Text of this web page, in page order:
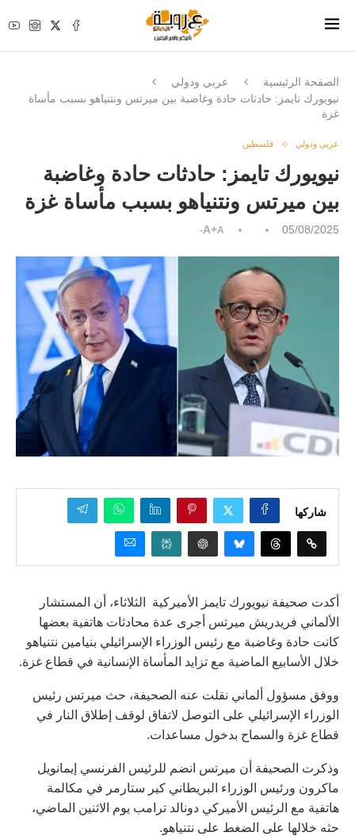
الصفحة الرئيسية
عربي ودولي
نيويورك تايمز: حادثات حادة وغاضبة بين ميرتس ونتنياهو بسبب مأساة
غزة
عربي ودولي فلسطين
نيويورك تايمز: حادثات حادة وغاضبة
بين ميرتس ونتنياهو بسبب مأساة غزة
05/08/2025
A+A-
شاركها
أكدت صحيفة نيويورك تايمز الأميركية الثلاثاء، أن المستشار
الألماني فريدريش ميرتس أجرى عدة محادثات هاتفية بعضها
كانت حادة وغاضبة مع رئيس الوزراء الإسرائيلي بنيامين نتنياهو
خلال الأسابيع الماضية مع تزايد المأساة الإنسانية في قطاع غزة.
ووفق مسؤول ألماني نقلت عنه الصحيفة، حث ميرتس رئيس
الوزراء الإسرائيلي على التوصل لاتفاق لوقف إطلاق النار في
قطاع غزة والسماح بدخول مساعدات.
وذكرت الصحيفة أن ميرتس انضم للرئيس الفرنسي إيمانويل
ماكرون ورئيس الوزراء البريطاني كير ستارمر في مكالمة
هاتفية مع الرئيس الأميركي دونالد ترامب يوم الاثنين الماضي،
حثه خلالها على الضغط على نتنياهو.